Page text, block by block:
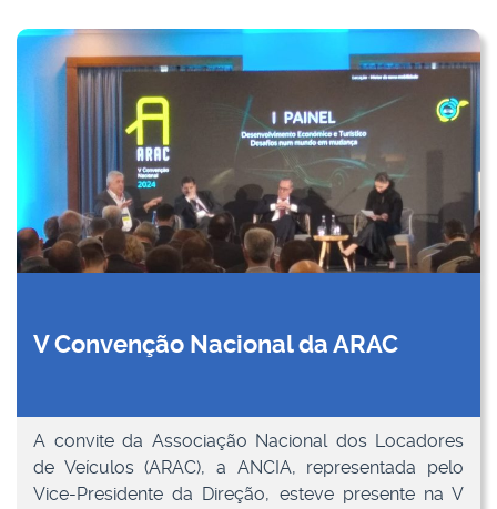
V Convenção Nacional da ARAC
A convite da Associação Nacional dos Locadores
de Veículos (ARAC), a ANCIA, representada pelo
Vice-Presidente da Direção, esteve presente na V